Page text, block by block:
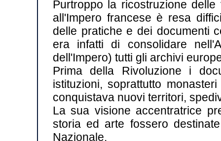
Purtroppo la ricostruzione
all'Impero francese è resa
delle pratiche e dei documenti
era infatti di consolidare
dell'Impero) tutti gli archivi
Prima della Rivoluzione i
istituzioni, soprattutto
conquistava nuovi territori,
La sua visione accentratrice
storia ed arte fossero
Nazionale.